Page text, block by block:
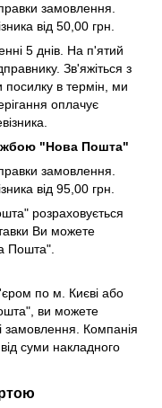
замовлення.
від 50,00 грн.
5 днів. На п'ятий
Зв'яжіться з
в термін, ми
оплачує
"Нова Пошта"
замовлення.
від 95,00 грн.
розраховується
Ви можете
Пошта".
по м. Києві або
ви можете
замовлення. Компанія
суми накладного